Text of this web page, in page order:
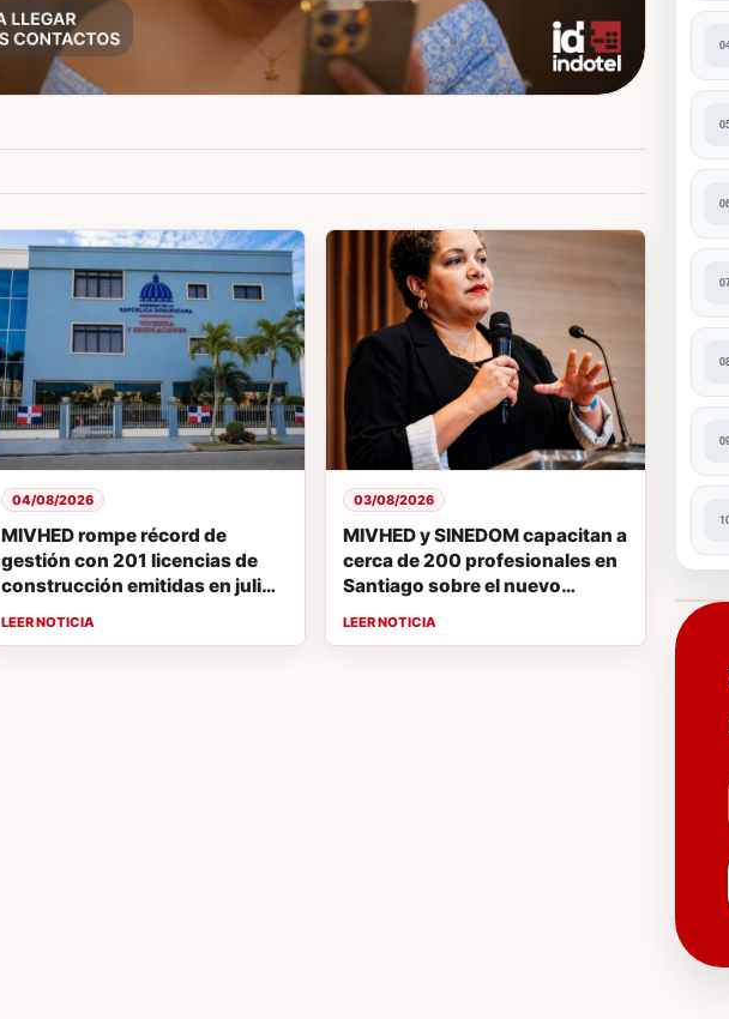
MIVHED rompe récord de
gestión con 201 licencias de
construcción emitidas en julio;
supera en 7 meses licencias de
04/08/2026
MIVHED y SINEDOM capacitan a
cerca de 200 profesionales en
Santiago sobre el nuevo
Código de Construcción de la
03/08/2026